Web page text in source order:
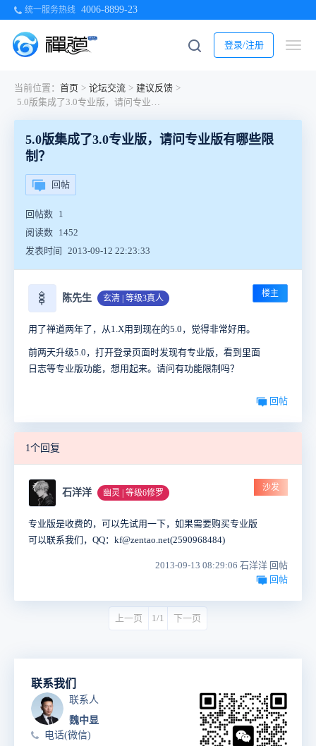
统一服务热线 4006-8899-23
登录/注册
当前位置： 首页 > 论坛交流 > 建议反馈 >
5.0版集成了3.0专业版，请问专业版有哪些限制？
5.0版集成了3.0专业版，请问专业版有哪些限
制？
回帖
回帖数 1
阅读数 1452
发表时间
2013-09-12 22:23:33
🍢 陈先生 玄清 | 等级3真人 楼主
用了禅道两年了，从1.X用到现在的5.0，觉得非常好用。
前两天升级5.0，打开登录页面时发现有专业版，看到里面
日志等专业版功能，想用起来。请问有功能限制吗？
回帖
1个回复
石洋洋 幽灵 | 等级6修罗
沙发
专业版是收费的，可以先试用一下，如果需要购买专业版
可以联系我们，QQ：kf@zentao.net(2590968484)
2013-09-13 08:29:06 石洋洋 回帖
回帖
上一页 1/1 下一页
联系我们
联系人
魏中显
电话(微信)